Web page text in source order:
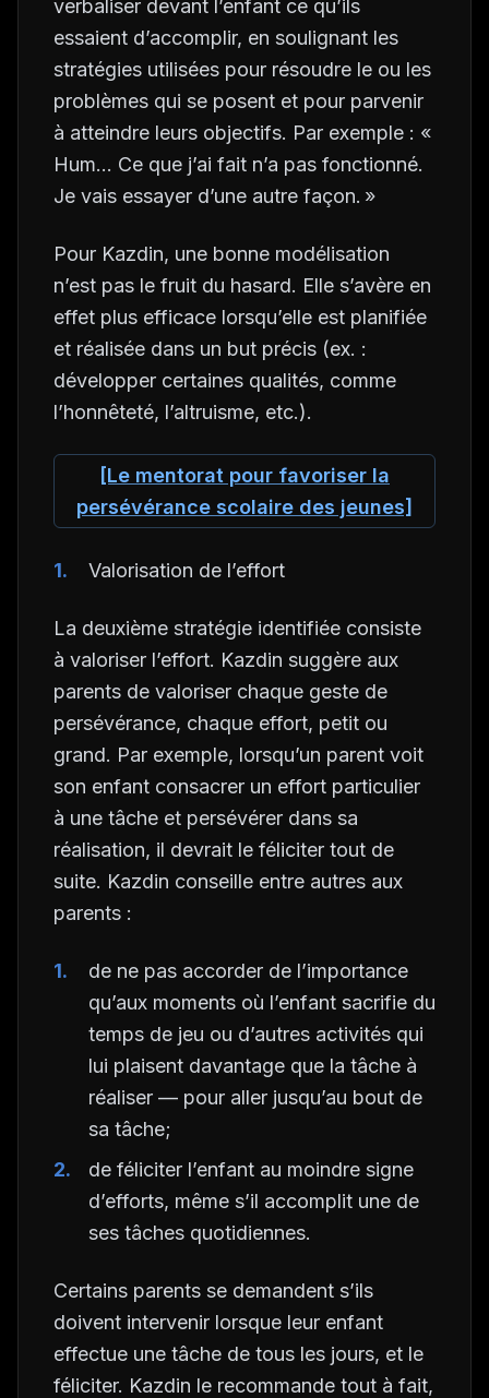
verbaliser devant l’enfant ce qu’ils
essaient d’accomplir, en soulignant les
stratégies utilisées pour résoudre le ou les
problèmes qui se posent et pour parvenir
à atteindre leurs objectifs. Par exemple : «
Hum… Ce que j’ai fait n’a pas fonctionné.
Je vais essayer d’une autre façon. »
Pour Kazdin, une bonne modélisation
n’est pas le fruit du hasard. Elle s’avère en
effet plus efficace lorsqu’elle est planifiée
et réalisée dans un but précis (ex. :
développer certaines qualités, comme
l’honnêteté, l’altruisme, etc.).
[Le mentorat pour favoriser la
persévérance scolaire des jeunes]
Valorisation de l’effort
La deuxième stratégie identifiée consiste
à valoriser l’effort. Kazdin suggère aux
parents de valoriser chaque geste de
persévérance, chaque effort, petit ou
grand. Par exemple, lorsqu’un parent voit
son enfant consacrer un effort particulier
à une tâche et persévérer dans sa
réalisation, il devrait le féliciter tout de
suite. Kazdin conseille entre autres aux
parents :
de ne pas accorder de l’importance
qu’aux moments où l’enfant sacrifie du
temps de jeu ou d’autres activités qui
lui plaisent davantage que la tâche à
réaliser — pour aller jusqu’au bout de
sa tâche;
de féliciter l’enfant au moindre signe
d’efforts, même s’il accomplit une de
ses tâches quotidiennes.
Certains parents se demandent s’ils
doivent intervenir lorsque leur enfant
effectue une tâche de tous les jours, et le
féliciter. Kazdin le recommande tout à fait,